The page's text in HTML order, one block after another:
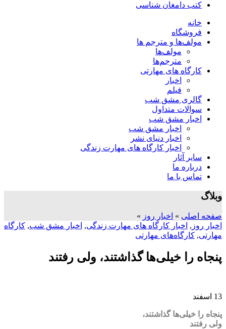
کتب دامغان شناسی
خانه
فروشگاه
مولف‌ها و مترجم ها
مولف‌ها
مترجم‌ها
کارگاه های مهارتی
اخبار
فیلم
گالری مشق شب
سوالات متداول
اخبار مشق شب
اخبار مشق شب
اخبار دنیای نشر
اخبار کارگاه های مهارت زندگی
سایر آثار
درباره ما
تماس با ما
وبلاگ
صفحه اصلی » اخبار روز »
اخبار روز , اخبار کارگاه های مهارت زندگی, اخبار مشق شب, کارگاه
مهارتی, کارگاه‌های مهارتی
پنجاه را خیلی‌ها گذاشتند، ولی رفتند
13 اسفند
پنجاه را خیلی‌ها گذاشتند،
ولی رفتند